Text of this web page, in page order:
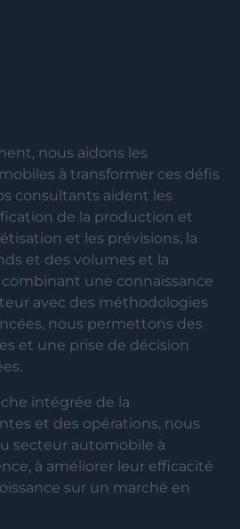
nous aidons les
à transformer ces défis
consultants aident les
de la production et
et les prévisions, la
et des volumes et la
combinant une connaissance
avec des méthodologies
nous permettons des
et une prise de décision
intégrée de la
et des opérations, nous
secteur automobile à
à améliorer leur efficacité
sur un marché en